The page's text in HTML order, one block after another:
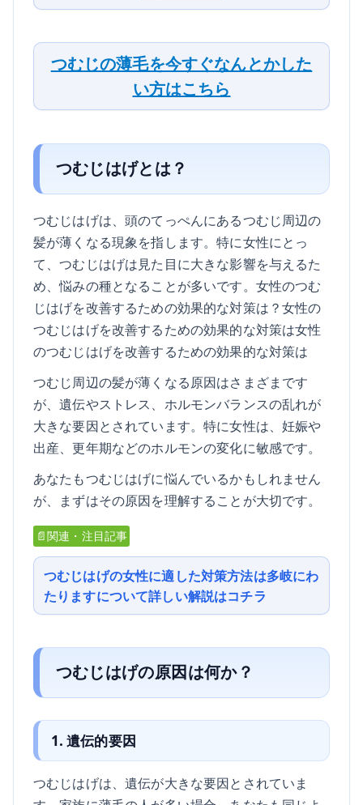
つむじの薄毛を今すぐなんとかした
い方はこちら
つむじはげとは？
つむじはげは、頭のてっぺんにあるつむじ周辺の
髪が薄くなる現象を指します。特に女性にとっ
て、つむじはげは見た目に大きな影響を与えるた
め、悩みの種となることが多いです。女性のつむ
じはげを改善するための効果的な対策は？女性の
つむじはげを改善するための効果的な対策は女性
のつむじはげを改善するための効果的な対策は
つむじ周辺の髪が薄くなる原因はさまざまです
が、遺伝やストレス、ホルモンバランスの乱れが
大きな要因とされています。特に女性は、妊娠や
出産、更年期などのホルモンの変化に敏感です。
あなたもつむじはげに悩んでいるかもしれません
が、まずはその原因を理解することが大切です。
📄関連・注目記事
つむじはげの女性に適した対策方法は多岐にわ
たりますについて詳しい解説はコチラ
つむじはげの原因は何か？
1. 遺伝的要因
つむじはげは、遺伝が大きな要因とされていま